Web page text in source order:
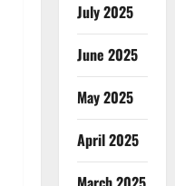
July 2025
June 2025
May 2025
April 2025